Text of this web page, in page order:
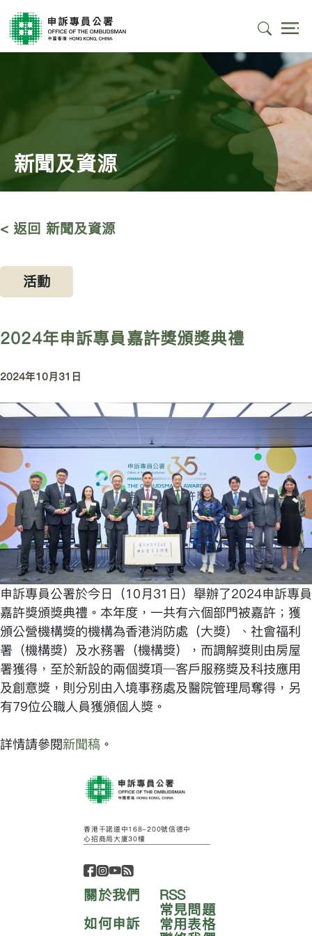
新聞及資源
< 返回 新聞及資源
活動
2024年申訴專員嘉許獎頒獎典禮
2024年10月31日
申訴專員公署於今日（10月31日）舉辦了2024申訴專員
嘉許獎頒獎典禮。本年度，一共有六個部門被嘉許；獲
頒公營機構獎的機構為香港消防處（大獎）、社會福利
署（機構獎）及水務署（機構獎），而調解獎則由房屋
署獲得，至於新設的兩個獎項─客戶服務獎及科技應用
及創意獎，則分別由入境事務處及醫院管理局奪得，另
有79位公職人員獲頒個人獎。
詳情請參閱新聞稿 。
香港干諾道中168-200號信德中
心招商局大廈30樓
關於我們
如何申訴
RSS
常見問題
常用表格